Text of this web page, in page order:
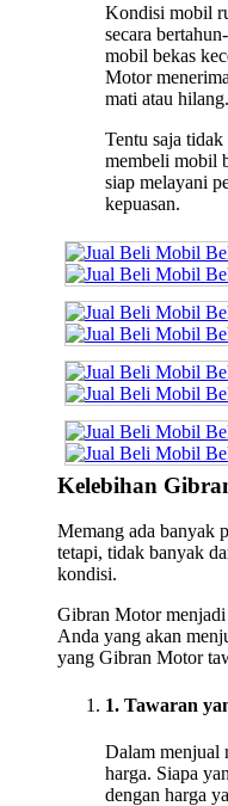
Kondisi mobil
secara
mobil bekas
Motor
mati atau hilang.
Tentu saja
membeli mobil
siap melayani
kepuasan.
Kelebihan
Memang ada banyak
tetapi, tidak banyak
kondisi.
Gibran Motor
Anda yang akan
yang Gibran Motor
1. Tawaran
Dalam menjual
harga. Siapa
dengan harga